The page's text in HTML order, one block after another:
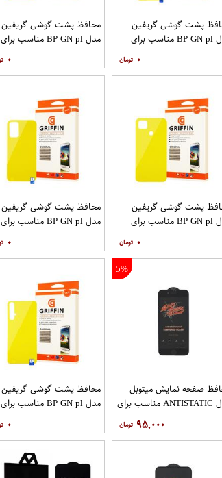
پشت گوشی گریفین
مدل BP GN pl مناسب برای
گوشی موبایل شیائومی Mi Note
۰
محافظ پشت گوشی گریفین
مدل BP GN pl مناسب برای
۰
پشت گوشی گریفین
مدل BP GN pl مناسب برای
۰
محافظ پشت گوشی گریفین
مدل BP GN pl مناسب برای
9T
۰
5%
صفحه نمایش میتوبل
مدل ANTISTATIC مناسب برای
۹۵,۰۰۰
محافظ پشت گوشی گریفین
مدل BP GN pl مناسب برای
۰